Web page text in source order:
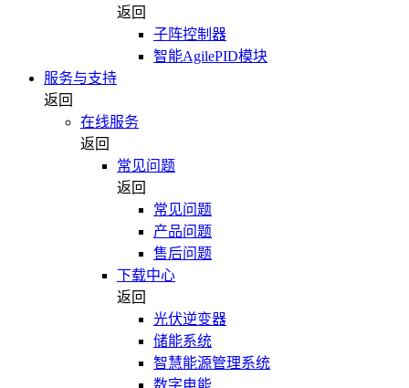
返回
子阵控制器
智能AgilePID模块
服务与支持
返回
在线服务
返回
常见问题
返回
常见问题
产品问题
售后问题
下载中心
返回
光伏逆变器
储能系统
智慧能源管理系统
数字电能